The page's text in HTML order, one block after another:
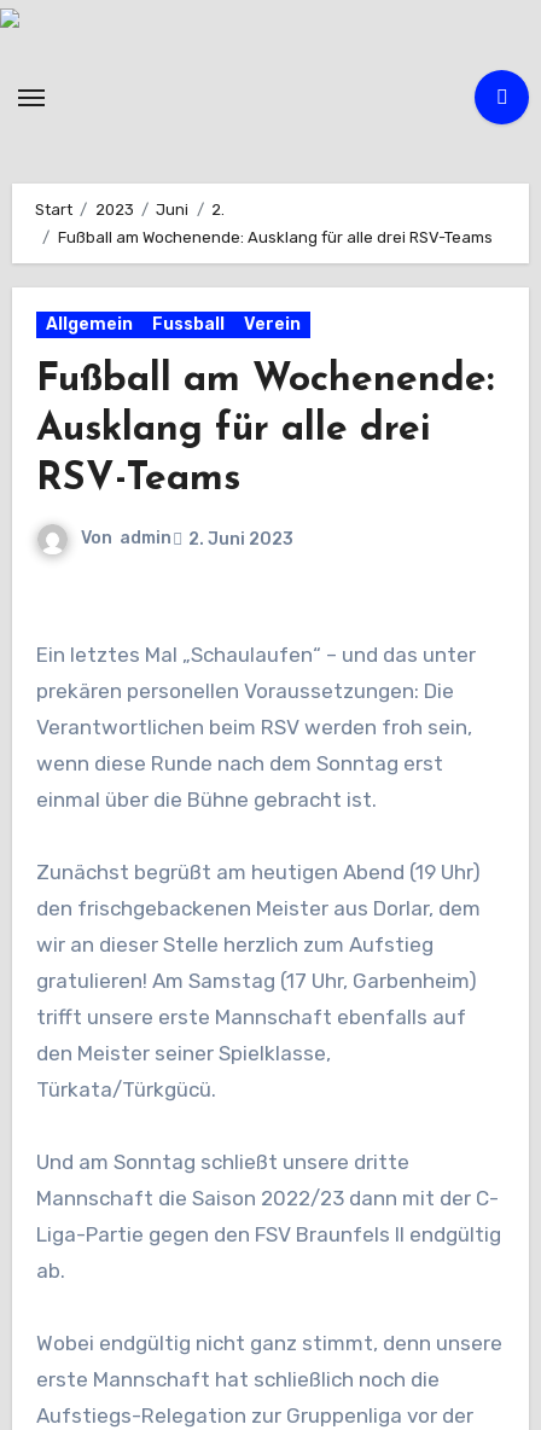
Zum
Start 2023 Juni
2.
Fußball am Wochenende: Ausklang für alle drei RSV-Teams
Allgemein Fussball Verein
Fußball am Wochenende:
Ausklang für alle drei
RSV-Teams
Von admin 2. Juni 2023
Ein letztes Mal „Schaulaufen“ – und das unter
prekären personellen Voraussetzungen: Die
Verantwortlichen beim RSV werden froh sein,
wenn diese Runde nach dem Sonntag erst
einmal über die Bühne gebracht ist.
Zunächst begrüßt am heutigen Abend (19 Uhr)
den frischgebackenen Meister aus Dorlar, dem
wir an dieser Stelle herzlich zum Aufstieg
gratulieren! Am Samstag (17 Uhr, Garbenheim)
trifft unsere erste Mannschaft ebenfalls auf
den Meister seiner Spielklasse,
Türkata/Türkgücü.
Und am Sonntag schließt unsere dritte
Mannschaft die Saison 2022/23 dann mit der C-
Liga-Partie gegen den FSV Braunfels II endgültig
ab.
Wobei endgültig nicht ganz stimmt, denn unsere
erste Mannschaft hat schließlich noch die
Aufstiegs-Relegation zur Gruppenliga vor der